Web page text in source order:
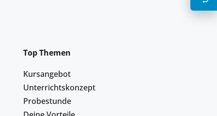
Top Themen
Kursangebot
Unterrichtskonzept
Probestunde